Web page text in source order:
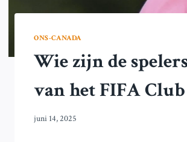
ONS-CANADA
Wie zijn de
van het FIFA
juni 14, 2025